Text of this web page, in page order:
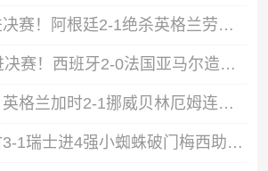
连续两届进决赛！阿根廷2-1绝杀英格兰劳塔罗恩佐破门梅西两助攻
时隔16年进决赛！西班牙2-0法国亚马尔造点奥亚萨瓦尔、波罗破门
晋级四强！英格兰加时2-1挪威贝林厄姆连场双响谢尔德鲁普破门
阿根廷加时3-1瑞士进4强小蜘蛛破门梅西助攻麦卡恩博洛假摔染红